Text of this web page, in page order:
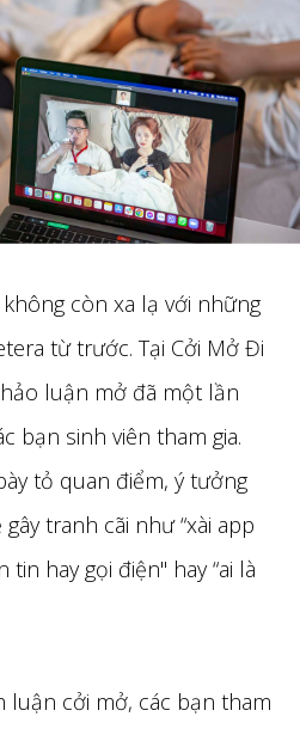
không còn xa lạ với những
từ trước. Tại Cởi Mở Đi
luận mở đã một lần
bạn sinh viên tham gia.
tỏ quan điểm, ý tưởng
tranh cãi như “xài app
tin hay gọi điện" hay “ai là
luận cởi mở, các bạn tham